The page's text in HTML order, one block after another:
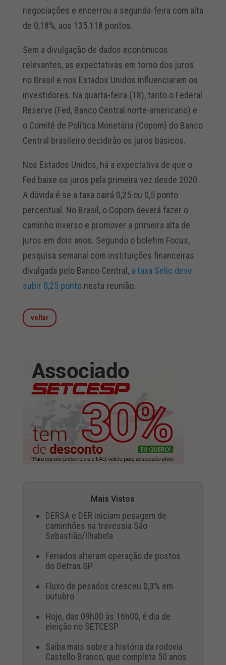
negociações e encerrou a segunda-feira com alta
de 0,18%, aos 135.118 pontos.
Sem a divulgação de dados econômicos
relevantes, as expectativas em torno dos juros
no Brasil e nos Estados Unidos influenciaram os
investidores. Na quarta-feira (18), tanto o Federal
Reserve (Fed, Banco Central norte-americano) e
o Comitê de Política Monetária (Copom) do Banco
Central brasileiro decidirão os juros básicos.
Nos Estados Unidos, há a expectativa de que o
Fed baixe os juros pela primeira vez desde 2020.
A dúvida é se a taxa cairá 0,25 ou 0,5 ponto
percentual. No Brasil, o Copom deverá fazer o
caminho inverso e promover a primeira alta de
juros em dois anos. Segundo o boletim Focus,
pesquisa semanal com instituições financeiras
divulgada pelo Banco Central, a taxa Selic deve
subir 0,25 pontonesta reunião.
voltar
Mais Vistos
DERSA e DER iniciam pesagem de
caminhões na travessia São
Sebastião/Ilhabela
Feriados alteram operação de postos
do Detran.SP
Fluxo de pesados cresceu 0,3% em
outubro
Hoje, das 09h00 às 16h00, é dia de
eleição no SETCESP
Saiba mais sobre a história da rodovia
Castello Branco, que completa 50 anos